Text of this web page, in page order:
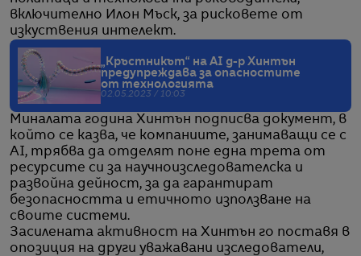
включително Илон Мъск, за рисковете от
изкуствения интелект.
„Кръстникът“ на AI д-р Хинтън
предупреждава за опасностите
от технологията
02.05.2023 / 10:03
Миналата година Хинтън подписва документ, в
който се казва, че компаниите, занимаващи се с
AI, трябва да отделят поне една трета от
ресурсите си за научноизследователска и
развойна дейност, за да гарантират
безопасността и етичното използване на
своите системи.
Засилената активност на Хинтън го поставя в
опозиция на други уважавани изследователи,